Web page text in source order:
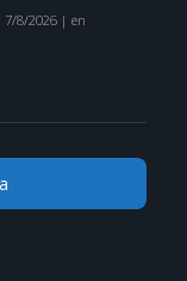
7/8/2026| en